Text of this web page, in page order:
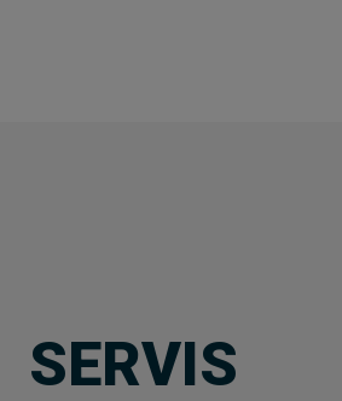
SERVIS